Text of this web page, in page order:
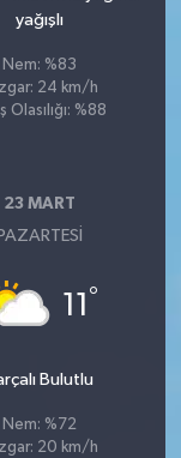
yağışlı
Nem: %83
24 km/h
Olasılığı: %88
23 MART
PAZARTESI
11 °
Bulutlu
Nem: %72
20 km/h